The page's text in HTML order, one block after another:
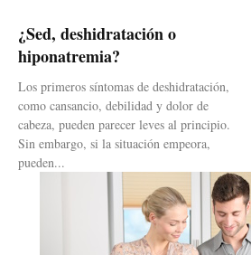
¿Sed, deshidratación o
hiponatremia?
Los primeros síntomas de deshidratación,
como cansancio, debilidad y dolor de
cabeza, pueden parecer leves al principio.
Sin embargo, si la situación empeora,
pueden...